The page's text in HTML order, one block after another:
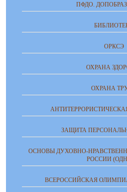
ПФДО.
ОРКСЭ
ОХРАНА
ОХРАНА
ЗАЩИТА
ОСНОВЫ ДУХОВНО-
РОССИИ
ВСЕРОССИЙСКАЯ